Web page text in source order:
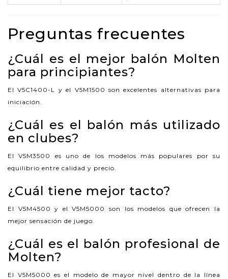
Preguntas frecuentes
¿Cuál es el mejor balón Molten
para principiantes?
El V5C1400-L y el V5M1500 son excelentes alternativas para
iniciación.
¿Cuál es el balón más utilizado
en clubes?
El V5M3500 es uno de los modelos más populares por su
equilibrio entre calidad y precio.
¿Cuál tiene mejor tacto?
El V5M4500 y el V5M5000 son los modelos que ofrecen la
mejor sensación de juego.
¿Cuál es el balón profesional de
Molten?
El V5M5000 es el modelo de mayor nivel dentro de la línea